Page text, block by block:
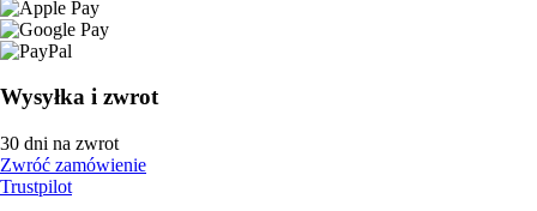
Wysyłka i zwrot
30 dni na zwrot
Zwróć zamówienie
Trustpilot